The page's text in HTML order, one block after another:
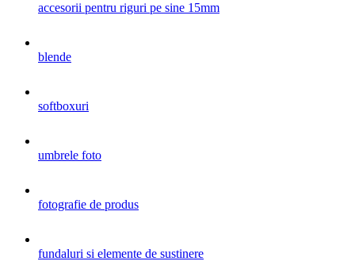
accesorii pentru riguri pe sine 15mm
blende
softboxuri
umbrele foto
fotografie de produs
fundaluri si elemente de sustinere